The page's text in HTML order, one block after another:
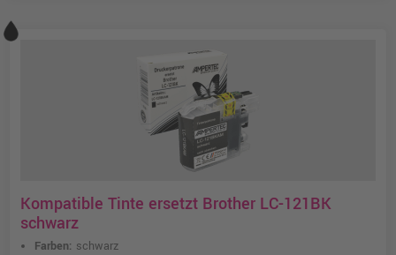
Kompatible Tinte ersetzt Brother LC-121BK
schwarz
Farben: schwarz